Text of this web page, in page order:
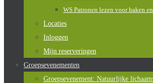
WS Patronen lezen voor haken
Locaties
Inloggen
Mijn reserveringen
Groepsevenementen
Groepsevenement: Natuurlijke